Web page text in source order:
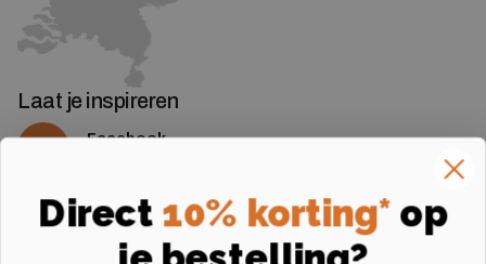
Laat je inspireren
Facebook
Instagram
Volg ons op Instagram
Direct 10% korting* op